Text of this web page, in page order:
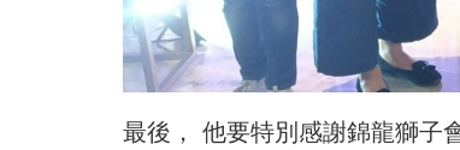
最後， 他要特別感謝錦龍獅子